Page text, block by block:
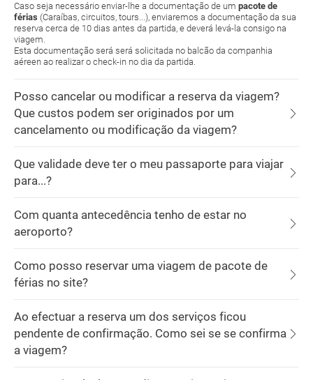
Caso seja necessário enviar-lhe a documentação de um pacote de
férias (Caraíbas, circuitos, tours...), enviaremos a documentação da sua
reserva cerca de 10 dias antes da partida, e deverá levá-la consigo na
viagem.
Esta documentação será será solicitada no balcão da companhia
aéreen ao realizar o check-in no dia da partida.
Posso cancelar ou modificar a reserva da viagem?
Que custos podem ser originados por um
cancelamento ou modificação da viagem?
Que validade deve ter o meu passaporte para viajar
para...?
Com quanta antecedência tenho de estar no
aeroporto?
Como posso reservar uma viagem de pacote de
férias no site?
Ao efectuar a reserva um dos serviços ficou
pendente de confirmação. Como sei se se confirma
a viagem?